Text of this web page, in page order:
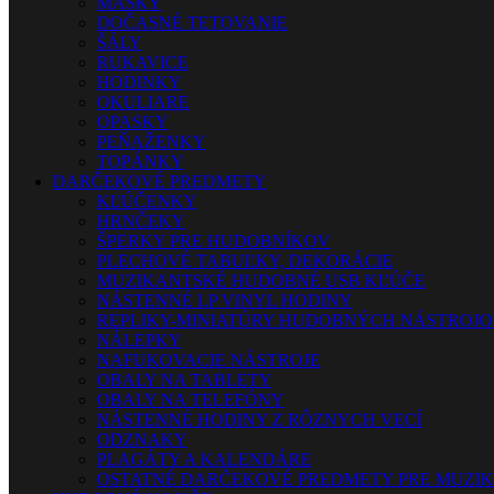
DOČASNÉ TETOVANIE
ŠÁLY
RUKAVICE
HODINKY
OKULIARE
OPASKY
PEŇAŽENKY
TOPÁNKY
DARČEKOVÉ PREDMETY
KĽÚČENKY
HRNČEKY
ŠPERKY PRE HUDOBNÍKOV
PLECHOVÉ TABUĽKY, DEKORÁCIE
MUZIKANTSKÉ HUDOBNÉ USB KĽÚČE
NÁSTENNÉ LP VINYL HODINY
REPLIKY-MINIATÚRY HUDOBNÝCH
NÁLEPKY
NAFUKOVACIE NÁSTROJE
OBALY NA TABLETY
OBALY NA TELEFÓNY
NÁSTENNÉ HODINY Z RÔZNYCH VECÍ
ODZNAKY
PLAGÁTY A KALENDÁRE
OSTATNÉ DARČEKOVÉ PREDMETY PRE